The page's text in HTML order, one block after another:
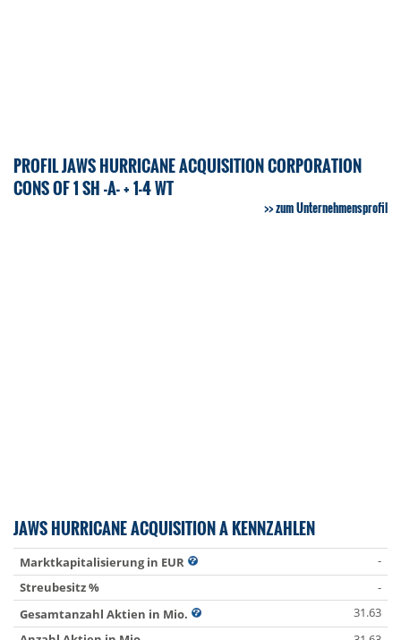
PROFIL JAWS HURRICANE ACQUISITION CORPORATION
CONS OF 1 SH -A- + 1-4 WT
zum Unternehmensprofil
JAWS HURRICANE ACQUISITION A KENNZAHLEN
Marktkapitalisierung in EUR
-
Streubesitz %
-
Gesamtanzahl Aktien in Mio.
31.63